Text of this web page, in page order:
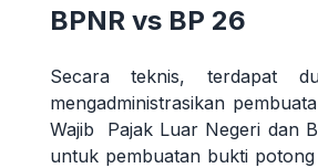
BPNR vs BP 26
Secara teknis, terdapat
mengadministrasikan
Wajib Pajak Luar Negeri dan
untuk pembuatan bukti